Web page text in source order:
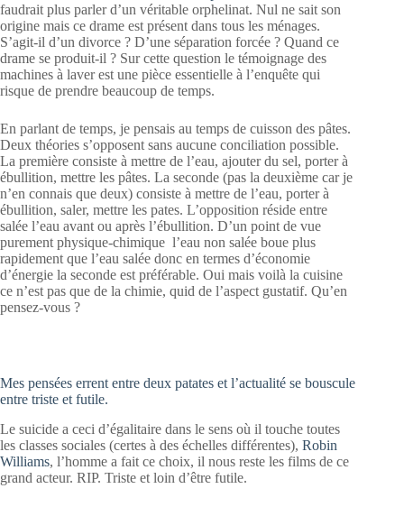
faudrait plus parler d’un véritable orphelinat. Nul ne sait son
origine mais ce drame est présent dans tous les ménages.
S’agit-il d’un divorce ? D’une séparation forcée ? Quand ce
drame se produit-il ? Sur cette question le témoignage des
machines à laver est une pièce essentielle à l’enquête qui
risque de prendre beaucoup de temps.
En parlant de temps, je pensais au temps de cuisson des pâtes.
Deux théories s’opposent sans aucune conciliation possible.
La première consiste à mettre de l’eau, ajouter du sel, porter à
ébullition, mettre les pâtes. La seconde (pas la deuxième car je
n’en connais que deux) consiste à mettre de l’eau, porter à
ébullition, saler, mettre les pates. L’opposition réside entre
salée l’eau avant ou après l’ébullition. D’un point de vue
purement physique-chimique l’eau non salée boue plus
rapidement que l’eau salée donc en termes d’économie
d’énergie la seconde est préférable. Oui mais voilà la cuisine
ce n’est pas que de la chimie, quid de l’aspect gustatif. Qu’en
pensez-vous ?
Mes pensées errent entre deux patates et l’actualité se bouscule
entre triste et futile.
Le suicide a ceci d’égalitaire dans le sens où il touche toutes
les classes sociales (certes à des échelles différentes), Robin
Williams, l’homme a fait ce choix, il nous reste les films de ce
grand acteur. RIP. Triste et loin d’être futile.